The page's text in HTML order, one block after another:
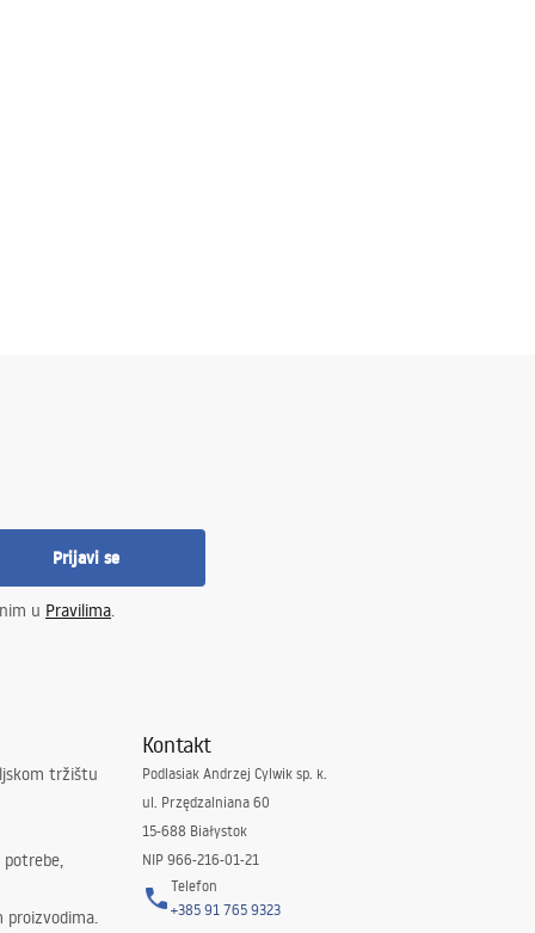
Prijavi se
u Pravilima.
tržištu
potrebe,
Kontakt
Podlasiak Andrzej Cylwik sp. k.
ul. Przędzalniana 60
15-688 Białystok
NIP 966-216-01-21
Telefon
+385 91 765 9323